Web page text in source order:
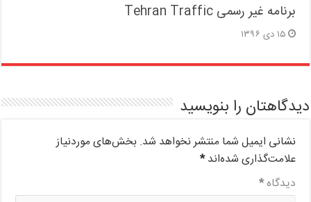
برنامه غیر رسمی Tehran Traffic
۱۵ دی ۱۳۹۶
دیدگاهتان را بنویسید
نشانی ایمیل شما منتشر نخواهد شد. بخش‌های موردنیاز
علامت‌گذاری شده‌اند*
دیدگاه*